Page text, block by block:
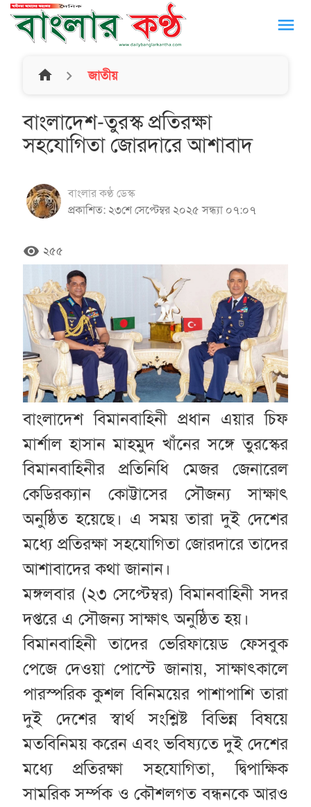
menu
home জাতীয়
বাংলাদেশ-তুরস্ক প্রতিরক্ষা
সহযোগিতা জোরদারে আশাবাদ
বাংলার কণ্ঠ ডেস্ক
প্রকাশিত: ২৩শে সেপ্টেম্বর ২০২৫ সন্ধ্যা ০৭:০৭
remove_red_eye ২৫৫
বাংলাদেশ বিমানবাহিনী প্রধান এয়ার চিফ
মার্শাল হাসান মাহমুদ খাঁনের সঙ্গে তুরস্কের
বিমানবাহিনীর প্রতিনিধি মেজর জেনারেল
কেডিরক্যান কোট্টাসের সৌজন্য সাক্ষাৎ
অনুষ্ঠিত হয়েছে। এ সময় তারা দুই দেশের
মধ্যে প্রতিরক্ষা সহযোগিতা জোরদারে তাদের
আশাবাদের কথা জানান।
মঙ্গলবার (২৩ সেপ্টেম্বর) বিমানবাহিনী সদর
দপ্তরে এ সৌজন্য সাক্ষাৎ অনুষ্ঠিত হয়।
বিমানবাহিনী তাদের ভেরিফায়েড ফেসবুক
পেজে দেওয়া পোস্টে জানায়, সাক্ষাৎকালে
পারস্পরিক কুশল বিনিময়ের পাশাপাশি তারা
দুই দেশের স্বার্থ সংশ্লিষ্ট বিভিন্ন বিষয়ে
মতবিনিময় করেন এবং ভবিষ্যতে দুই দেশের
মধ্যে প্রতিরক্ষা সহযোগিতা, দ্বিপাক্ষিক
সামরিক সর্ম্পক ও কৌশলগত বন্ধনকে আরও